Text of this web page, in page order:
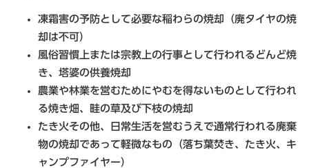
凍霜害の予防として必要な稲わらの焼却（廃タイヤの焼
却は不可）
風俗習慣上または宗教上の行事として行われるどんど焼
き、塔婆の供養焼却
農業や林業を営むためにやむを得ないものとして行われ
る焼き畑、畦の草及び下枝の焼却
たき火その他、日常生活を営むうえで通常行われる廃棄
物の焼却であって軽微なもの（落ち葉焚き、たき火、キ
ャンプファイヤー）